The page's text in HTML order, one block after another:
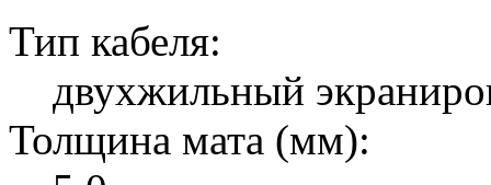
Тип кабеля:
двухжильный
Толщина мата (мм):